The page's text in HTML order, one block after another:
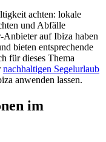
achten: lokale
und Abfälle
Anbieter auf Ibiza haben
bieten entsprechende
für dieses Thema
nachhaltigen Segelurlaub
anwenden lassen.
im